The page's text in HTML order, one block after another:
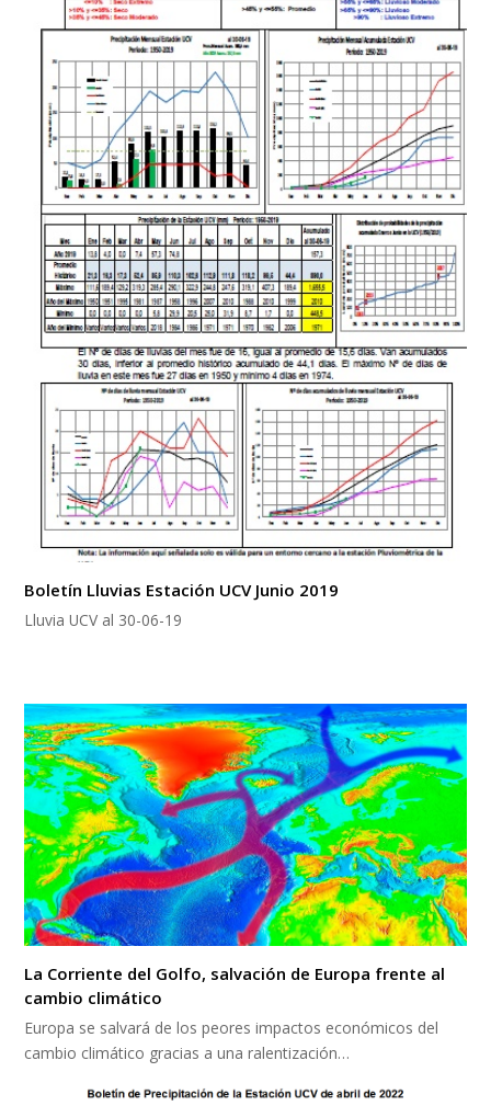
Boletín Lluvias Estación UCV Junio 2019
Lluvia UCV al 30-06-19
La Corriente del Golfo, salvación de Europa frente al
cambio climático
Europa se salvará de los peores impactos económicos del
cambio climático gracias a una ralentización…